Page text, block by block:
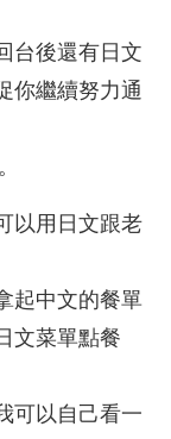
台後還有日文
你繼續努力通
以用日文跟老
起中文的餐單
文菜單點餐
可以自己看一